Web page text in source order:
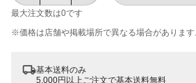
最大注文数は0です
※価格は​店舗や​掲載場所で​異なる​場合が​あります
基本送料のみ
5,000円以上ご注文で基本送料無料